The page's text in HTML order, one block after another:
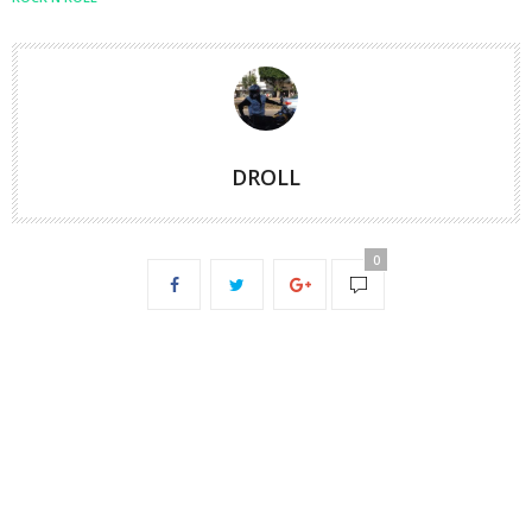
DROLL
0